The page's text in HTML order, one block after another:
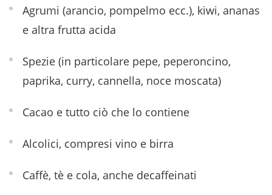
Agrumi (arancio, pompelmo ecc.), kiwi, ananas
e altra frutta acida
Spezie (in particolare pepe, peperoncino,
paprika, curry, cannella, noce moscata)
Cacao e tutto ciò che lo contiene
Alcolici, compresi vino e birra
Caffè, tè e cola, anche decaffeinati